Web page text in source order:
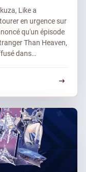
Like a
en urgence sur
qu'un épisode
Than Heaven,
dans…